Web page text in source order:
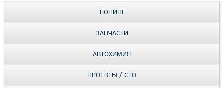
ТЮНИНГ
ЗАПЧАСТИ
АВТОХИМИЯ
ПРОЕКТЫ / СТО